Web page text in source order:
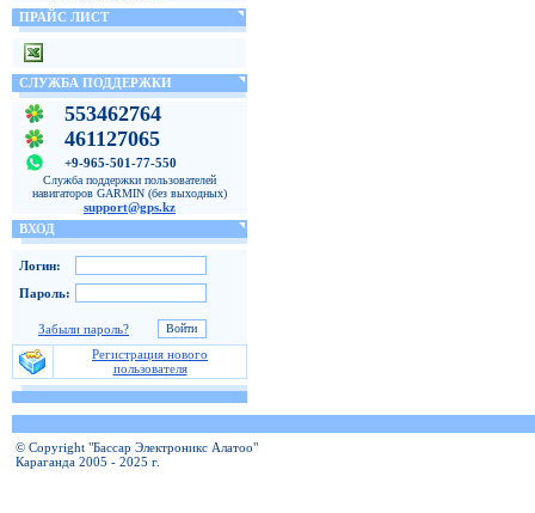
ПРАЙС ЛИСТ
СЛУЖБА ПОДДЕРЖКИ
553462764
461127065
+9-965-501-77-550
Служба поддержки пользователей
навигаторов GARMIN (без выходных)
support@gps.kz
ВХОД
Логин:
Пароль:
Забыли пароль?
Регистрация нового
пользователя
© Copyright "Бассар Электроникс Алатоо"
Караганда 2005 - 2025 г.